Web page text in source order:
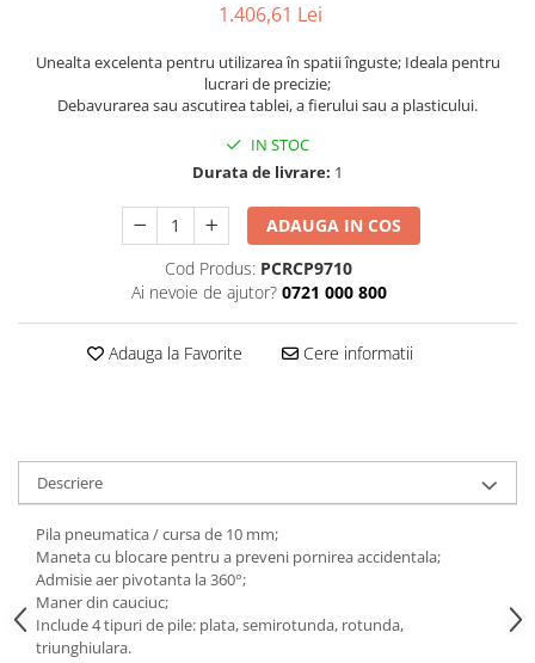
Biaxuri pneumatice
Bormasini pneumatice
Chei pneumatice cu impact
Ciocane daltuitoare pneumatice
Clesti pneumatici
Compactoare pneumatice
Curatatoare cu ace
Masini de filetat
Masini de insurubat cu clichet
Motoare pneumatice
Polizoare unghiulare pneumatice
Polizoare verticale
Scule speciale
Slefuitoare pneumatice
Surubelnite pneumatice
Tăiere și nituire pneumatică
1.406,61 Lei
Unealta excelenta pentru utilizarea în spatii înguste; Ideala pentru
lucrari de precizie;
Debavurarea sau ascutirea tablei, a fierului sau a plasticului.
IN STOC
Durata de livrare: 1
ADAUGA IN COS
Cod Produs: PCRCP9710
Ai nevoie de ajutor? 0721 000 800
Adauga la Favorite Cere informatii
Descriere
Pila pneumatica / cursa de 10 mm;
Maneta cu blocare pentru a preveni pornirea accidentala;
Admisie aer pivotanta la 360°;
Maner din cauciuc;
Include 4 tipuri de pile: plata, semirotunda, rotunda,
triunghiulara.